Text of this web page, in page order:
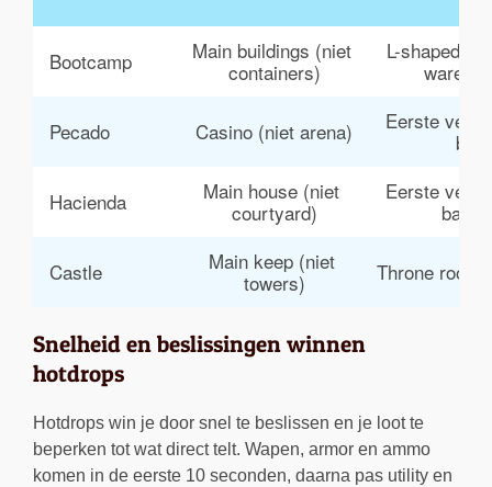
Bootcamp
Main buildings (niet
containers)
L-shaped
Pecado Casino (niet arena)
Eerste
bar
Hacienda
Main house (niet
courtyard)
Eerste
Castle
Main keep (niet
towers)
Throne room
Snelheid en beslissingen winnen
hotdrops
Hotdrops win je door snel te beslissen en je loot te
beperken tot wat direct telt. Wapen, armor en ammo
komen in de eerste 10 seconden, daarna pas utility en